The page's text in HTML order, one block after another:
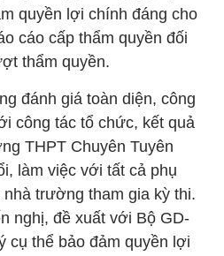
quyền lợi chính đáng cho
cáo cấp thẩm quyền đối
thẩm quyền.
đánh giá toàn diện, công
công tác tổ chức, kết quả
THPT Chuyên Tuyên
làm việc với tất cả phụ
trường tham gia kỳ thi.
nghị, đề xuất với Bộ GD-
cụ thể bảo đảm quyền lợi